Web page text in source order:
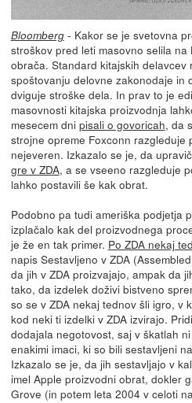
Bloomberg- Kakor se je svetovna
stroškov pred leti masovno selila
obrača. Standard kitajskih
spoštovanju delovne zakonodaje in
dviguje stroške dela. In prav to je
masovnosti kitajska proizvodnja
mesecem dni pisali o govoricah, da
strojne opreme Foxconn razgleduje
nejeveren. Izkazalo se je, da
gre v ZDA, a se vseeno razgleduje
lahko postavili še kak obrat.
Podobno pa tudi ameriška podjetja
izplačalo kak del proizvodnega
je že en tak primer. Po ZDA nekaj
napis Sestavljeno v ZDA
da jih v ZDA proizvajajo, ampak da
tako, da izdelek doživi bistveno
so se v ZDA nekaj tednov šli igro, v
kod neki ti izdelki v ZDA izvirajo.
dodajala negotovost, saj v škatlah
enakimi imaci, ki so bili sestavljeni
Izkazalo se je, da jih sestavljajo v
imel Apple proizvodni obrat, dokler
Grove (in potem leta 2004 v celoti